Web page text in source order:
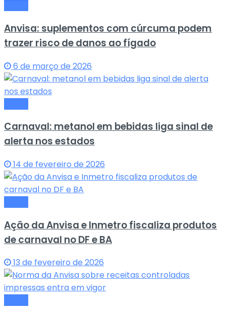
Anvisa: suplementos com cúrcuma podem
trazer risco de danos ao fígado
6 de março de 2026
Carnaval: metanol em bebidas liga sinal de
alerta nos estados
14 de fevereiro de 2026
Ação da Anvisa e Inmetro fiscaliza produtos
de carnaval no DF e BA
13 de fevereiro de 2026